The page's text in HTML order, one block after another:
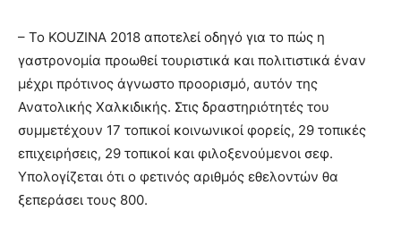
– Το KOUZINA 2018 αποτελεί οδηγό για το πώς η
γαστρονομία προωθεί τουριστικά και πολιτιστικά έναν
μέχρι πρότινος άγνωστο προορισμό, αυτόν της
Ανατολικής Χαλκιδικής. Στις δραστηριότητές του
συμμετέχουν 17 τοπικοί κοινωνικοί φορείς, 29 τοπικές
επιχειρήσεις, 29 τοπικοί και φιλοξενούμενοι σεφ.
Υπολογίζεται ότι ο φετινός αριθμός εθελοντών θα
ξεπεράσει τους 800.